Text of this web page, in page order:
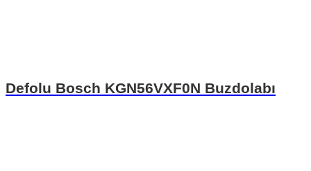
Defolu Bosch KGN56VXF0N Buzdolabı